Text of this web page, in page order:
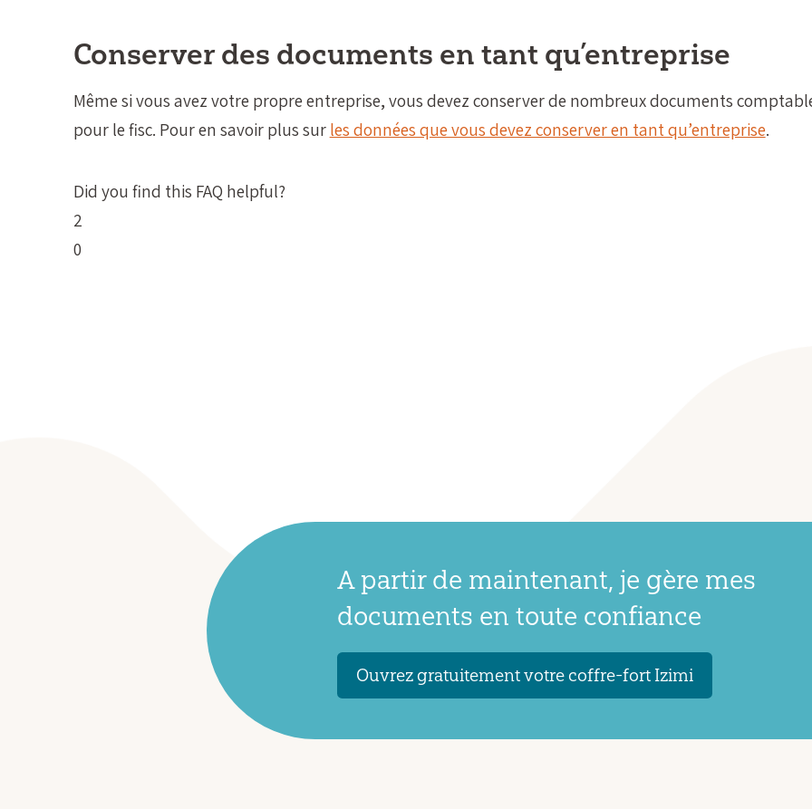
Conserver des documents en tant qu’entreprise
Même si vous avez votre propre entreprise, vous devez conserver de nombreux documents
pour le fisc. Pour en savoir plus surles données que vous devez conserver en tant qu’entreprise.
Did you find this FAQ helpful?
2
0
A partir de maintenant, je gère mes
documents en toute confiance
Ouvrez gratuitement votre coffre-fort Izimi